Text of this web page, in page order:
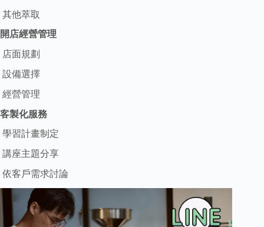
其他萃取
開店經營管理
店面規劃
設備選擇
經營管理
客製化服務
學習計畫制定
講座主題分享
依客戶需求討論